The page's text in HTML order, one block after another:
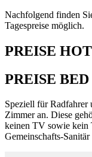
Nachfolgend finden
Tagespreise möglich.
PREISE
PREISE
Speziell für Radfahrer
Zimmer an. Diese
keinen TV sowie kein
Gemeinschafts-